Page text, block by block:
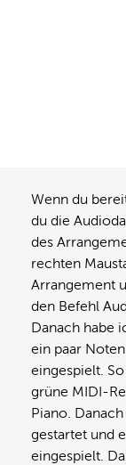
Wenn du
du die
des
rechten
Arrangement
den Befehl
Danach habe
ein paar
eingespielt.
grüne MIDI-
Piano.
gestartet und
eingespielt.